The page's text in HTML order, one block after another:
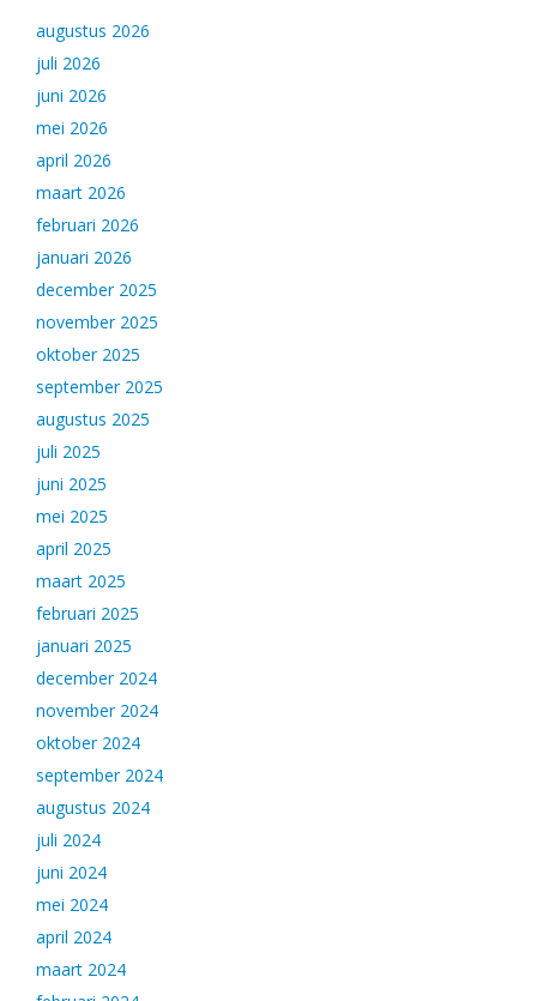
augustus 2026
juli 2026
juni 2026
mei 2026
april 2026
maart 2026
februari 2026
januari 2026
december 2025
november 2025
oktober 2025
september 2025
augustus 2025
juli 2025
juni 2025
mei 2025
april 2025
maart 2025
februari 2025
januari 2025
december 2024
november 2024
oktober 2024
september 2024
augustus 2024
juli 2024
juni 2024
mei 2024
april 2024
maart 2024